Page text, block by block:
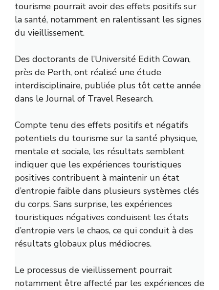
tourisme pourrait avoir des effets positifs sur
la santé, notamment en ralentissant les signes
du vieillissement.
Des doctorants de l’Université Edith Cowan,
près de Perth, ont réalisé une étude
interdisciplinaire, publiée plus tôt cette année
dans le Journal of Travel Research.
Compte tenu des effets positifs et négatifs
potentiels du tourisme sur la santé physique,
mentale et sociale, les résultats semblent
indiquer que les expériences touristiques
positives contribuent à maintenir un état
d’entropie faible dans plusieurs systèmes clés
du corps. Sans surprise, les expériences
touristiques négatives conduisent les états
d’entropie vers le chaos, ce qui conduit à des
résultats globaux plus médiocres.
Le processus de vieillissement pourrait
notamment être affecté par les expériences de